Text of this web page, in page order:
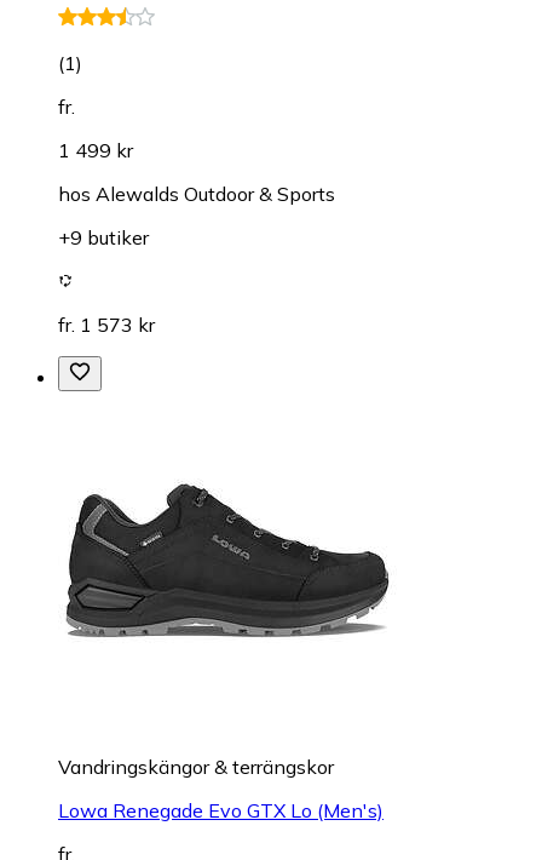
(1)
fr.
1 499 kr
hos Alewalds Outdoor & Sports
+9 butiker
fr. 1 573 kr
Vandringskängor & terrängskor
Lowa Renegade Evo GTX Lo (Men's)
fr.